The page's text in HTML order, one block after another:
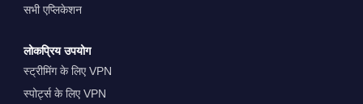
सभी एप्लिकेशन
लोकप्रिय उपयोग
स्ट्रीमिंग के लिए VPN
स्पोर्ट्स के लिए VPN